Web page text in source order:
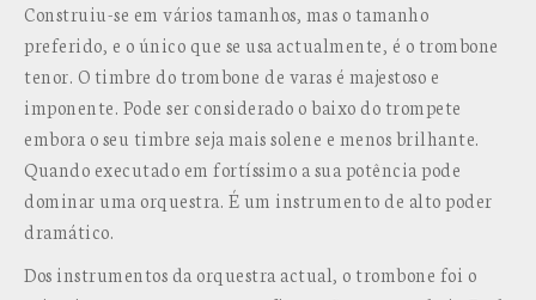
Construiu-se em vários tamanhos, mas o tamanho
preferido, e o único que se usa actualmente, é o trombone
tenor. O timbre do trombone de varas é majestoso e
imponente. Pode ser considerado o baixo do trompete
embora o seu timbre seja mais solene e menos brilhante.
Quando executado em fortíssimo a sua potência pode
dominar uma orquestra. É um instrumento de alto poder
dramático.
Dos instrumentos da orquestra actual, o trombone foi o